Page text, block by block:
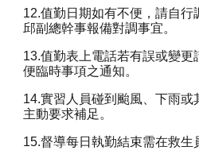
12.值勤日期如有不便，請自行
邱副總幹事報備對調事宜。
13.值勤表上電話若有誤或變更
便臨時事項之通知。
14.實習人員碰到颱風、下雨或
主動要求補足。
15.督導每日執勤結束需在救生